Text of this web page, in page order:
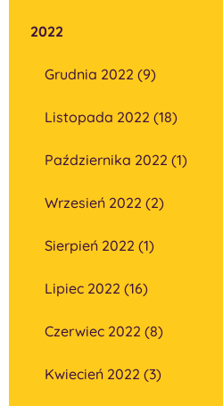
2022
Grudnia 2022 (9)
Listopada 2022 (18)
Października 2022 (1)
Wrzesień 2022 (2)
Sierpień 2022 (1)
Lipiec 2022 (16)
Czerwiec 2022 (8)
Kwiecień 2022 (3)